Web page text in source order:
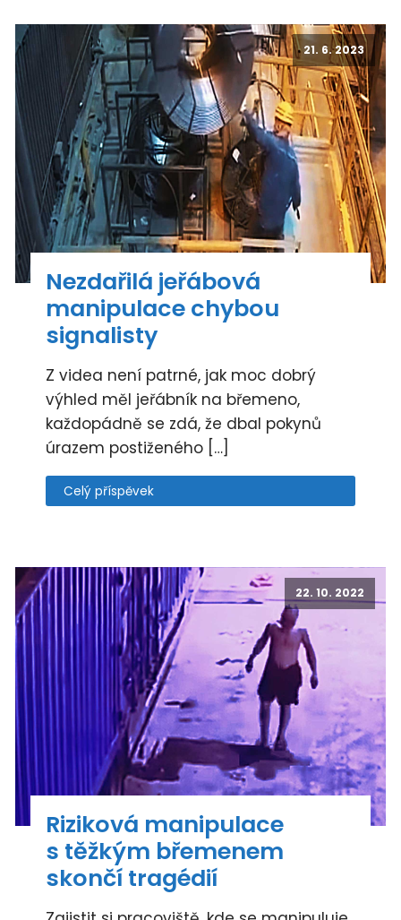
21. 6. 2023
Nezdařilá jeřábová
manipulace chybou
signalisty
Z videa není patrné, jak moc dobrý
výhled měl jeřábník na břemeno,
každopádně se zdá, že dbal pokynů
úrazem postiženého […]
Celý příspěvek
22. 10. 2022
Riziková manipulace
s těžkým břemenem
skončí tragédií